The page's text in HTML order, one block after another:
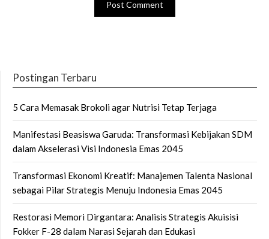
Postingan Terbaru
5 Cara Memasak Brokoli agar Nutrisi Tetap Terjaga
Manifestasi Beasiswa Garuda: Transformasi Kebijakan SDM
dalam Akselerasi Visi Indonesia Emas 2045
Transformasi Ekonomi Kreatif: Manajemen Talenta Nasional
sebagai Pilar Strategis Menuju Indonesia Emas 2045
Restorasi Memori Dirgantara: Analisis Strategis Akuisisi
Fokker F-28 dalam Narasi Sejarah dan Edukasi